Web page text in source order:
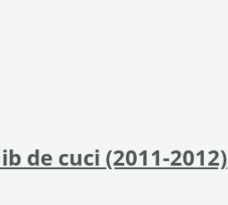
de cuci (2011-2012)